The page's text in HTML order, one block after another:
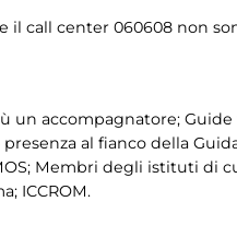
call center 060608 non
un accompagnatore;
al fianco della
Membri degli istituti di
ICCROM.